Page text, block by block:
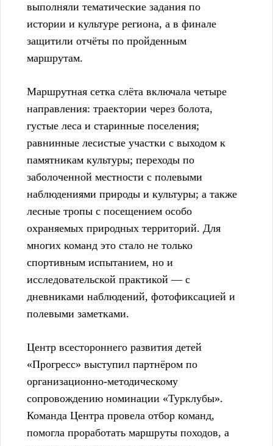
выполняли тематические задания по
истории и культуре региона, а в финале
защитили отчёты по пройденным
маршрутам.
Маршрутная сетка слёта включала четыре
направления: траектории через болота,
густые леса и старинные поселения;
равнинные лесистые участки с выходом к
памятникам культуры; переходы по
заболоченной местности с полевыми
наблюдениями природы и культуры; а также
лесные тропы с посещением особо
охраняемых природных территорий. Для
многих команд это стало не только
спортивным испытанием, но и
исследовательской практикой — с
дневниками наблюдений, фотофиксацией и
полевыми заметками.
Центр всестороннего развития детей
«Прогресс» выступил партнёром по
организационно-методическому
сопровождению номинации «Турклубы».
Команда Центра провела отбор команд,
помогла проработать маршруты походов, а